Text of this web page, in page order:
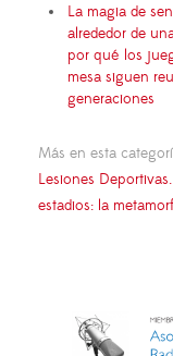
La magia de
alrededor de
por qué los
mesa siguen
generaciones
Más en esta
Lesiones
estadios: la